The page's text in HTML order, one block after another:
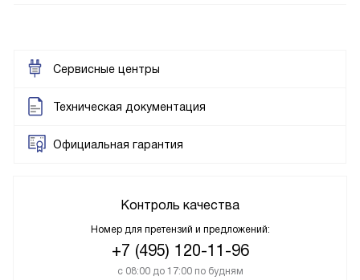
Сервисные центры
Техническая документация
Официальная гарантия
Контроль качества
Номер для претензий и предложений:
+7 (495) 120-11-96
с 08:00 до 17:00 по будням